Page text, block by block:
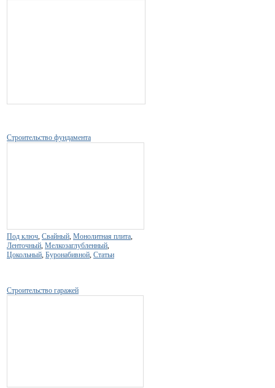
Строительство фундамента
Под ключ, Свайный, Монолитная плита,
Ленточный, Мелкозаглубленный,
Цокольный, Буронабивной, Статьи
Строительство гаражей